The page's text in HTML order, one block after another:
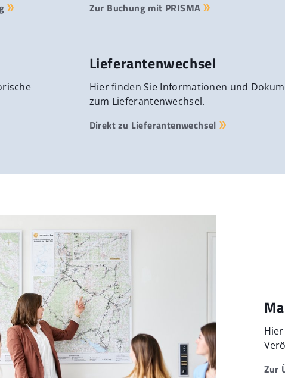
Zur Buchung mit PRISMA
Lieferantenwechsel
Hier finden Sie Informationen und
zum Lieferantenwechsel.
Direkt zu Lieferantenwechsel
Zur